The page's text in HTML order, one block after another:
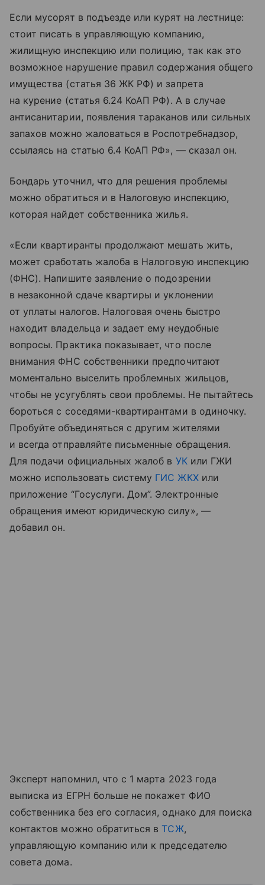
Если мусорят в подъезде или курят на лестнице:
стоит писать в управляющую компанию,
жилищную инспекцию или полицию, так как это
возможное нарушение правил содержания общего
имущества (статья 36 ЖК РФ) и запрета
на курение (статья 6.24 КоАП РФ). А в случае
антисанитарии, появления тараканов или сильных
запахов можно жаловаться в Роспотребнадзор,
ссылаясь на статью 6.4 КоАП РФ», — сказал он.
Бондарь уточнил, что для решения проблемы
можно обратиться и в Налоговую инспекцию,
которая найдет собственника жилья.
«Если квартиранты продолжают мешать жить,
может сработать жалоба в Налоговую инспекцию
(ФНС). Напишите заявление о подозрении
в незаконной сдаче квартиры и уклонении
от уплаты налогов. Налоговая очень быстро
находит владельца и задает ему неудобные
вопросы. Практика показывает, что после
внимания ФНС собственники предпочитают
моментально выселить проблемных жильцов,
чтобы не усугублять свои проблемы. Не пытайтесь
бороться с соседями-квартирантами в одиночку.
Пробуйте объединяться с другим жителями
и всегда отправляйте письменные обращения.
Для подачи официальных жалоб в УКили ГЖИ
можно использовать систему ГИС ЖКХили
приложение “Госуслуги. Дом”. Электронные
обращения имеют юридическую силу», —
добавил он.
Эксперт напомнил, что с 1 марта 2023 года
выписка из ЕГРН больше не покажет ФИО
собственника без его согласия, однако для поиска
контактов можно обратиться в ТСЖ,
управляющую компанию или к председателю
совета дома.